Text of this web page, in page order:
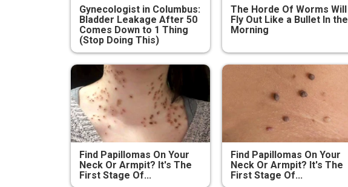
Gynecologist in Columbus:
Bladder Leakage After 50
Comes Down to 1 Thing
(Stop Doing This)
The Horde Of Worms Will
Fly Out Like a Bullet In the
Morning
Find Papillomas On Your
Neck Or Armpit? It's The
First Stage Of...
Find Papillomas On Your
Neck Or Armpit? It's The
First Stage Of...